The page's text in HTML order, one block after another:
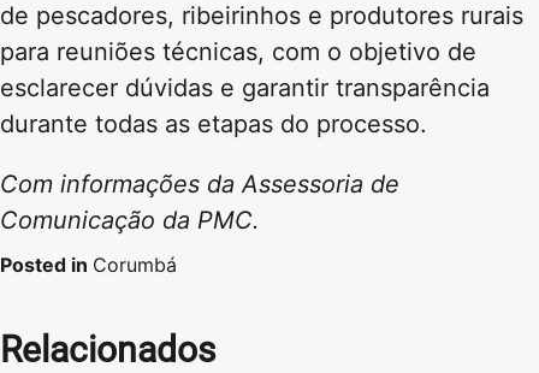
de pescadores, ribeirinhos e produtores rurais
para reuniões técnicas, com o objetivo de
esclarecer dúvidas e garantir transparência
durante todas as etapas do processo.
Com informações da Assessoria de
Comunicação da PMC.
Posted in Corumbá
Relacionados